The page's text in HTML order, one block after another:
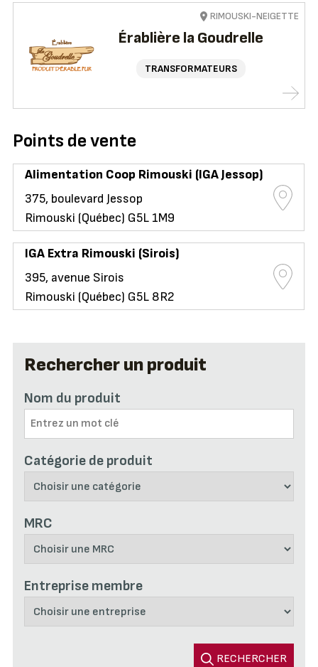
Rechercher un produit
Nom du produit
Catégorie de produit
MRC
Entreprise membre
RECHERCHER
Érablière la Goudrelle
TRANSFORMATEURS
RIMOUSKI-NEIGETTE
Points de vente
Alimentation Coop Rimouski (IGA Jessop)
375, boulevard Jessop
Rimouski (Québec) G5L 1M9
IGA Extra Rimouski (Sirois)
395, avenue Sirois
Rimouski (Québec) G5L 8R2